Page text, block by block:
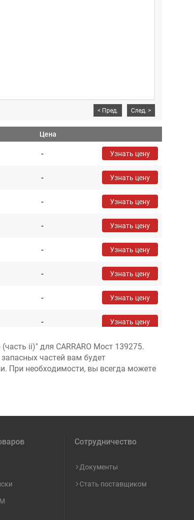
< Пред. След. >
Цена
- Узнать цену
- Узнать цену
- Узнать цену
- Узнать цену
- Узнать цену
- Узнать цену
- Узнать цену
- Узнать цену
- Узнать цену
- Узнать цену
- Узнать цену
Узнать цену
Узнать цену
Узнать цену
ii)" для CARRARO Мост 139275.
частей вам будет
При необходимости, вы всегда можете
Сотрудничество
Документы
Стать поставщиком